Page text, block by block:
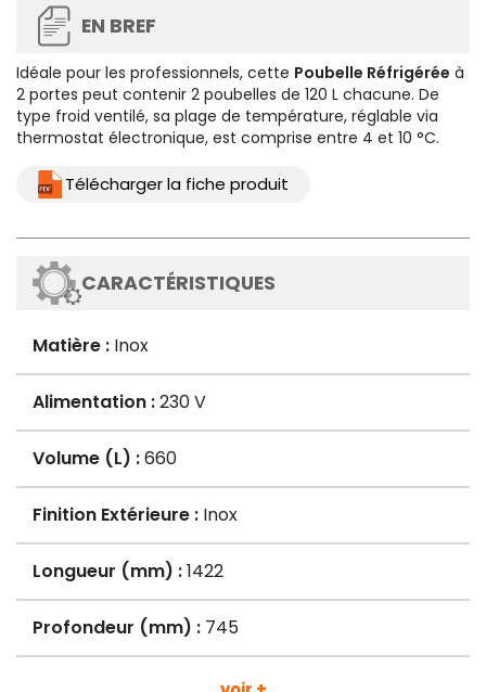
EN BREF
Idéale pour les professionnels, cette Poubelle Réfrigérée à
2 portes peut contenir 2 poubelles de 120 L chacune. De
type froid ventilé, sa plage de température, réglable via
thermostat électronique, est comprise entre 4 et 10 °C.
Télécharger la fiche produit
CARACTÉRISTIQUES
Matière : Inox
Alimentation :230 V
Volume (L) :660
Finition Extérieure : Inox
Longueur (mm) :1422
Profondeur (mm) : 745